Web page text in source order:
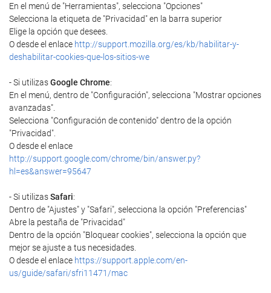
En el menú de "Herramientas", selecciona "Opciones"
Selecciona la etiqueta de "Privacidad" en la barra superior
Elige la opción que desees.
O desde el enlace http://support.mozilla.org/es/kb/habilitar-y-
deshabilitar-cookies-que-los-sitios-we
- Si utilizasGoogle Chrome:
En el menú, dentro de "Configuración", selecciona "Mostrar opciones
avanzadas".
Selecciona "Configuración de contenido" dentro de la opción
"Privacidad".
O desde el enlace
http://support.google.com/chrome/bin/answer.py?
hl=es&answer=95647
- Si utilizasSafari:
Dentro de "Ajustes" y "Safari", selecciona la opción "Preferencias"
Abre la pestaña de "Privacidad"
Dentro de la opción "Bloquear cookies", selecciona la opción que
mejor se ajuste a tus necesidades.
O desde el enlace https://support.apple.com/en-
us/guide/safari/sfri11471/mac